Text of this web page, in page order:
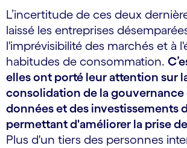
L’incertitude de ces deux
laissé les entreprises
l'imprévisibilité des marchés et à
habitudes de consommation.
elles ont porté leur attention sur
consolidation de la gouvernance
données et des investissements
permettant d'améliorer la prise
Plus d'un tiers des personnes